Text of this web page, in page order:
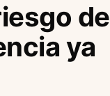
de
ya